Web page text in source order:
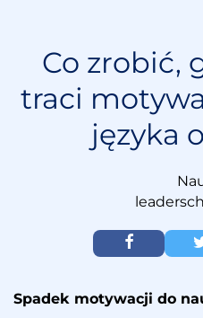
Co zrobić,
traci
języka
Spadek motywacji do